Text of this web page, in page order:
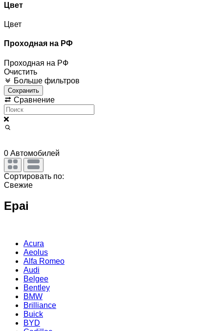
Цвет
Цвет
Проходная на РФ
Проходная на РФ
Очистить
Больше фильтров
Сохранить
Сравнение
0 Автомобилей
Сортировать по:
Свежие
Epai
Acura
Aeolus
Alfa Romeo
Audi
Belgee
Bentley
BMW
Brilliance
Buick
BYD